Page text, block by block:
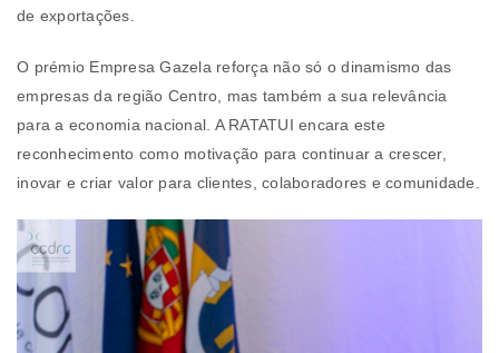
de exportações.
O prémio Empresa Gazela reforça não só o dinamismo das
empresas da região Centro, mas também a sua relevância
para a economia nacional. A RATATUI encara este
reconhecimento como motivação para continuar a crescer,
inovar e criar valor para clientes, colaboradores e comunidade.